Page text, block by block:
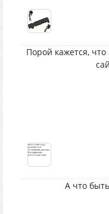
Порой кажется,
А что